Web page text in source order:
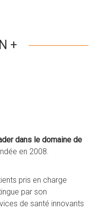
+
dans le domaine de
en 2008.
pris en charge
par son
de santé innovants